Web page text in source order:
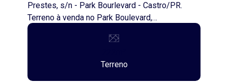
Prestes, s/n - Park Bourlevard - Castro/PR.
Terreno à venda no Park Boulevard,
oportunidade para sair do aluguel! Excelente
terreno à venda no Park Boulevard, com 222,00
metros de frente por 25,00 metros de
profundidade. Ideal para quem deseja construir
Terreno